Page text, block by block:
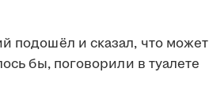
подошёл и сказал, что может
бы, поговорили в туалете